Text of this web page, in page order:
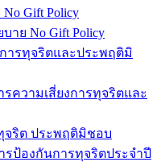
Gift Policy
าย No Gift Policy
ารทุจริตและประพฤติมิ
ความเสี่ยงการทุจริตและ
จริต ประพฤติมิชอบ
รป้องกันการทุจริตประจำปี